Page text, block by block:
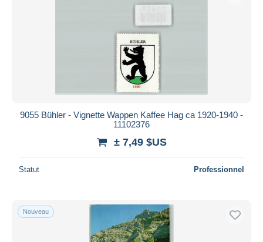
9055 Bühler - Vignette Wappen Kaffee Hag ca 1920-1940 -
11102376
± 7,49 $US
Statut Professionnel
Nouveau